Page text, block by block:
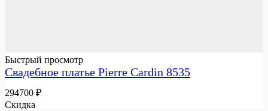
Быстрый просмотр
Свадебное платье Pierre Cardin 8535
294700 ₽
Скидка